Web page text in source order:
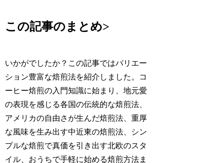
この記事のまとめ>
いかがでしたか？この記事ではバリエー
ション豊富な焙煎法を紹介しました。コ
ーヒー焙煎の入門知識に始まり、地元愛
の表現を感じる各国の伝統的な焙煎法、
アメリカの自由さが生んだ焙煎法、重厚
な風味を生み出す中近東の焙煎法、シン
プルな焙煎で真価を引き出す北欧のスタ
イル、おうちで手軽に始める焙煎方法ま